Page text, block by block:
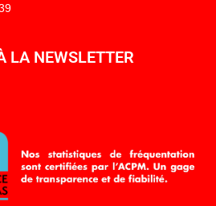
LA NEWSLETTER